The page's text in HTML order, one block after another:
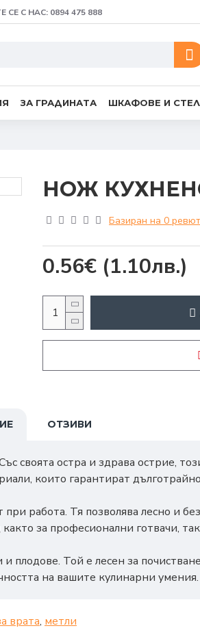
СЕ С НАС: 0894 475 888
ЗА ГРАДИНАТА ШКАФОВЕ И
НОЖ
Базиран на 0
0.56€ (1.10лв.)
ОТЗИВИ
своята остра и здрава острие,
които гарантират
работа. Тя позволява лесно и
за професионални готвачи,
плодове. Той е лесен за
на вашите кулинарни умения.
врата, метли